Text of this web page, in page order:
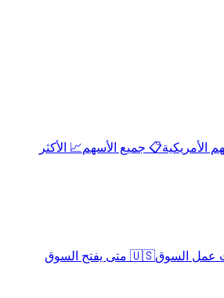
الأمريكية📋 جميع الأسهم📈 الأكثر
عمل السوق
🇺🇸 متى يفتح السوق